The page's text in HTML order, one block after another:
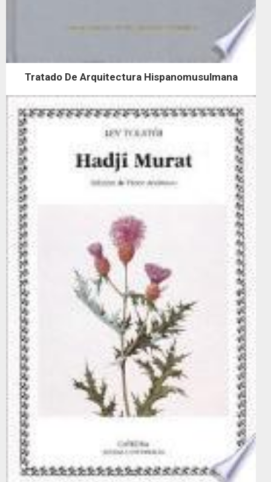
Tratado De Arquitectura Hispanomusulmana